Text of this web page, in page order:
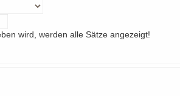
wird, werden alle Sätze angezeigt!